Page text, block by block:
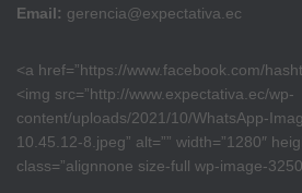
Email: gerencia@expectativa.ec
<a href=”https://www.facebook.com/
<img src=”http://www.expectativa.ec/wp-
content/uploads/2021/10/WhatsApp-
10.45.12-8.jpeg” alt=”” width=”1280″
class=”alignnone size-full wp-image-